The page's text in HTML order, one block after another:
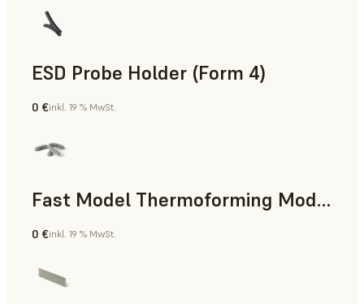
ESD Probe Holder (Form 4)
Technik
0 €inkl. 19 % MwSt.
Fast Model Thermoforming Model
Zahnmedizin
0 €inkl. 19 % MwSt.